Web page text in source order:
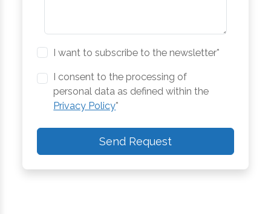
I want to subscribe to the newsletter*
I consent to the processing of
personal data as defined within the
Privacy Policy*
Send Request